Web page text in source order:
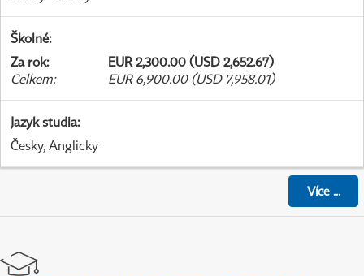
Školné:
Za rok:
EUR 2,300.00 (USD 2,652.67)
Celkem: EUR 6,900.00 (USD 7,958.01)
Jazyk studia:
Česky, Anglicky
Více...